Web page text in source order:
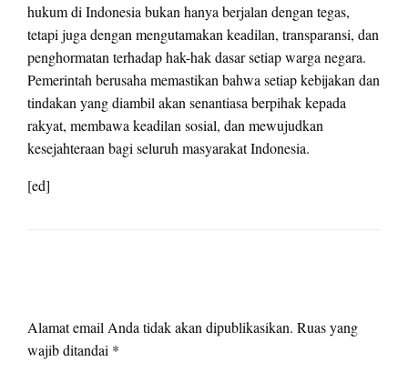
hukum di Indonesia bukan hanya berjalan dengan tegas,
tetapi juga dengan mengutamakan keadilan, transparansi, dan
penghormatan terhadap hak-hak dasar setiap warga negara.
Pemerintah berusaha memastikan bahwa setiap kebijakan dan
tindakan yang diambil akan senantiasa berpihak kepada
rakyat, membawa keadilan sosial, dan mewujudkan
kesejahteraan bagi seluruh masyarakat Indonesia.
[ed]
Alamat email Anda tidak akan dipublikasikan. Ruas yang
wajib ditandai *